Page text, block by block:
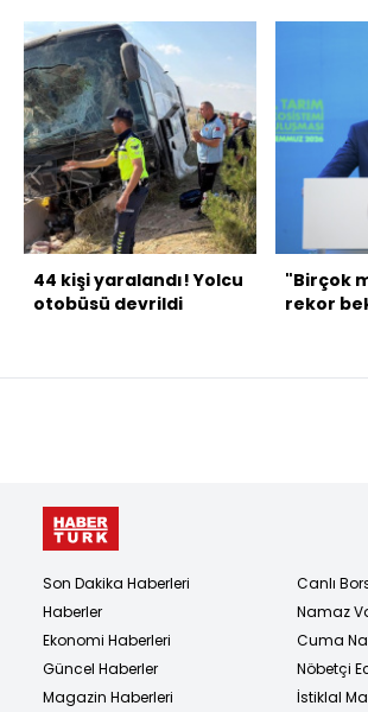
44 kişi yaralandı! Yolcu
otobüsü devrildi
"Birçok
rekor
Son Dakika Haberleri
Haberler
Ekonomi Haberleri
Güncel Haberler
Magazin Haberleri
Canlı
Namaz
Cuma
Nöbetçi
İstiklal